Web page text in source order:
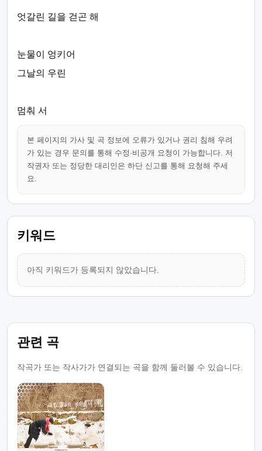
엇갈린 길을 걷곤 해
눈물이 엉키어
그날의 우린
멈춰 서
본 페이지의 가사 및 곡 정보에 오류가 있거나 권리 침해 우려
가 있는 경우 문의를 통해 수정·비공개 요청이 가능합니다. 저
작권자 또는 정당한 대리인은 하단 신고를 통해 요청해 주세
요.
키워드
아직 키워드가 등록되지 않았습니다.
관련 곡
작곡가 또는 작사가가 연결되는 곡을 함께 둘러볼 수 있습니다.